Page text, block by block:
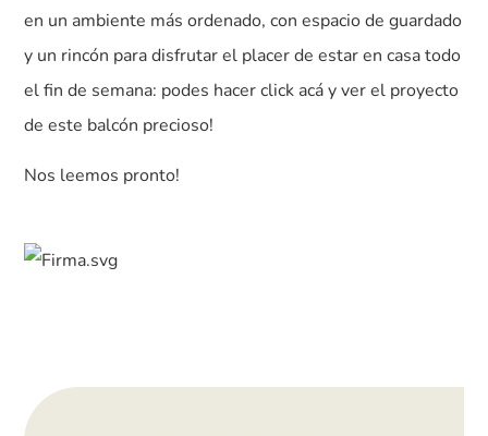
en un ambiente más ordenado, con espacio de guardado
y un rincón para disfrutar el placer de estar en casa todo
el fin de semana: podes hacer click acá y ver el proyecto
de este balcón precioso!
Nos leemos pronto!